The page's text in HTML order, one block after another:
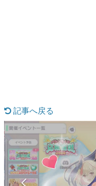
具体的な形か
です。
ゲームが
「経験値」「
の起源や用法
イニーP氏が
記事へ戻る